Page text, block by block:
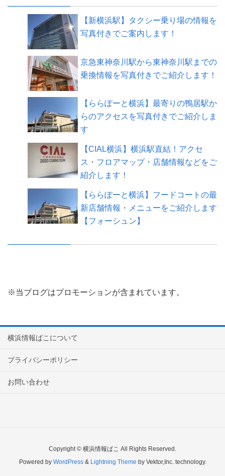
【新横浜駅】タクシー乗り場の情報を
写真付きでご案内します！
京急東神奈川駅から東神奈川駅までの
乗換情報を写真付きでご紹介します！
【ららぽーと横浜】最寄りの鴨居駅か
らのアクセスを写真付きでご紹介しま
す
【CIAL横浜】横浜駅直結！アクセ
ス・フロアマップ・店舗情報などをご
紹介します！
【ららぽーと横浜】フードコートの最
新店舗情報・メニューをご紹介します
【フォーシュン】
※当ブログはプロモーションが含まれています。
横浜情報ばこについて
プライバシーポリシー
お問い合わせ
Copyright © 横浜情報ばこ All Rights Reserved.
Powered by WordPress& Lightning Theme by Vektor,Inc. technology.